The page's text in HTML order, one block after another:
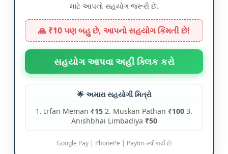
માટે આપનો સહયોગ જરૂરી છે.
🙏 ₹10 પણ બહુ છે, આપનો સહયોગ કિંમતી છે!
સહયોગ આપવા અહીં ક્લિક કરો
🌟 અમારા સહયોગી મિત્રો
1. Irfan Meman ₹15 2. Muskan Pathan ₹100 3.
Anishbhai Limbadiya ₹50
Google Pay | PhonePe | Paytm સ્વીકાર્ય છે